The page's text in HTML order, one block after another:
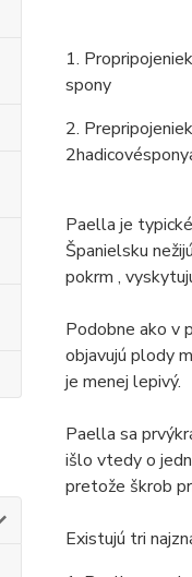
1. Propripojeniek
spony
2. Prepripojeniek
2hadicovéspony
Paella je
Španielsku
pokrm ,
Podobne ako v
objavujú plody
je menej lepivý.
Paella sa
išlo vtedy o
pretože škrob
Existujú tri